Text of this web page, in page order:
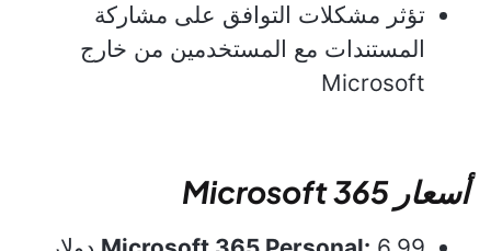
تؤثر مشكلات التوافق على مشاركة
المستندات مع المستخدمين من خارج
Microsoft
أسعار Microsoft 365